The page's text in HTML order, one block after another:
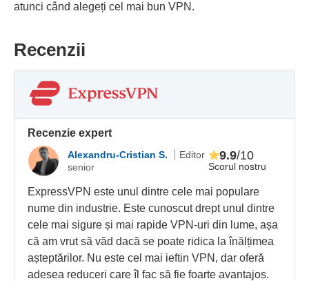
atunci când alegeți cel mai bun VPN.
Recenzii
Recenzie expert
Alexandru-Cristian S.
Editor
senior
Scorul nostru
9.9/10
ExpressVPN este unul dintre cele mai populare
nume din industrie. Este cunoscut drept unul dintre
cele mai sigure și mai rapide VPN-uri din lume, așa
că am vrut să văd dacă se poate ridica la înălțimea
așteptărilor. Nu este cel mai ieftin VPN, dar oferă
adesea reduceri care îl fac să fie foarte avantajos.